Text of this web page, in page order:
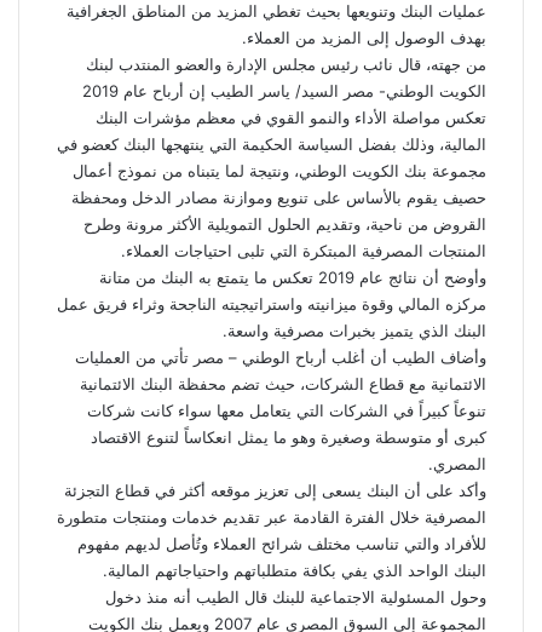
عمليات البنك وتنويعها بحيث تغطي المزيد من المناطق الجغرافية
بهدف الوصول إلى المزيد من العملاء.
من جهته، قال نائب رئيس مجلس الإدارة والعضو المنتدب لبنك
الكويت الوطني- مصر السيد/ ياسر الطيب إن أرباح عام 2019
تعكس مواصلة الأداء والنمو القوي في معظم مؤشرات البنك
المالية، وذلك بفضل السياسة الحكيمة التي ينتهجها البنك كعضو في
مجموعة بنك الكويت الوطني، ونتيجة لما يتبناه من نموذج أعمال
حصيف يقوم بالأساس على تنويع وموازنة مصادر الدخل ومحفظة
القروض من ناحية، وتقديم الحلول التمويلية الأكثر مرونة وطرح
المنتجات المصرفية المبتكرة التي تلبى احتياجات العملاء.
وأوضح أن نتائج عام 2019 تعكس ما يتمتع به البنك من متانة
مركزه المالي وقوة ميزانيته واستراتيجيته الناجحة وثراء فريق عمل
البنك الذي يتميز بخبرات مصرفية واسعة.
وأضاف الطيب أن أغلب أرباح الوطني – مصر تأتي من العمليات
الائتمانية مع قطاع الشركات، حيث تضم محفظة البنك الائتمانية
تنوعاً كبيراً في الشركات التي يتعامل معها سواء كانت شركات
كبرى أو متوسطة وصغيرة وهو ما يمثل انعكاساً لتنوع الاقتصاد
المصري.
وأكد على أن البنك يسعى إلى تعزيز موقعه أكثر في قطاع التجزئة
المصرفية خلال الفترة القادمة عبر تقديم خدمات ومنتجات متطورة
للأفراد والتي تناسب مختلف شرائح العملاء وتُأصل لديهم مفهوم
البنك الواحد الذي يفي بكافة متطلباتهم واحتياجاتهم المالية.
وحول المسئولية الاجتماعية للبنك قال الطيب أنه منذ دخول
المجموعة إلى السوق المصري عام 2007 ويعمل بنك الكويت